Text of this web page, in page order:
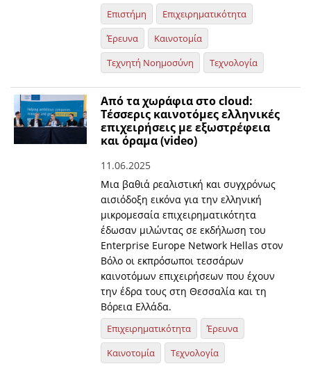
Επιστήμη
Επιχειρηματικότητα
Έρευνα
Καινοτομία
Τεχνητή Νοημοσύνη
Τεχνολογία
Από τα χωράφια στο cloud:
Tέσσερις καινοτόμες ελληνικές
επιχειρήσεις με εξωστρέφεια
και όραμα (video)
11.06.2025
Μια βαθιά ρεαλιστική και συγχρόνως
αισιόδοξη εικόνα για την ελληνική
μικρομεσαία επιχειρηματικότητα
έδωσαν μιλώντας σε εκδήλωση του
Enterprise Europe Network Hellas στον
Βόλο οι εκπρόσωποι τεσσάρων
καινοτόμων επιχειρήσεων που έχουν
την έδρα τους στη Θεσσαλία και τη
Βόρεια Ελλάδα.
Επιχειρηματικότητα
Έρευνα
Καινοτομία
Τεχνολογία